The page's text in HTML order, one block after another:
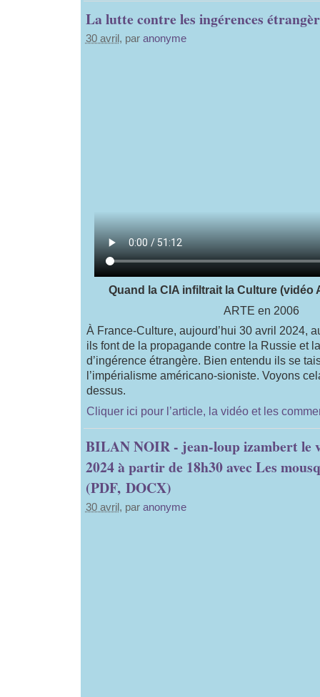
La lutte contre les ingérences
30 avril , par anonyme
Quand la CIA infiltrait la Culture (vidéo
ARTE en 2006
À France-Culture, aujourd’hui 30 avril 2024,
ils font de la propagande contre la Russie et
d’ingérence étrangère. Bien entendu ils se
l’impérialisme américano-sioniste. Voyons
dessus.
Cliquer ici pour l’article, la vidéo et les
BILAN NOIR - jean-loup izambert le
2024 à partir de 18h30 avec Les
(PDF, DOCX)
30 avril , par anonyme